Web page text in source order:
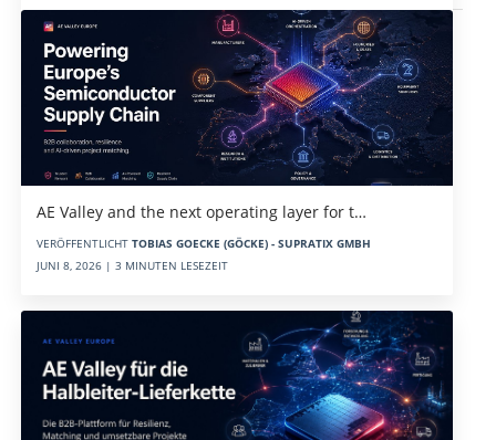
AE Valley and the next operating layer for t…
VERÖFFENTLICHT TOBIAS GOECKE (GÖCKE) - SUPRATIX GMBH
JUNI 8, 2026 | 3 MINUTEN LESEZEIT